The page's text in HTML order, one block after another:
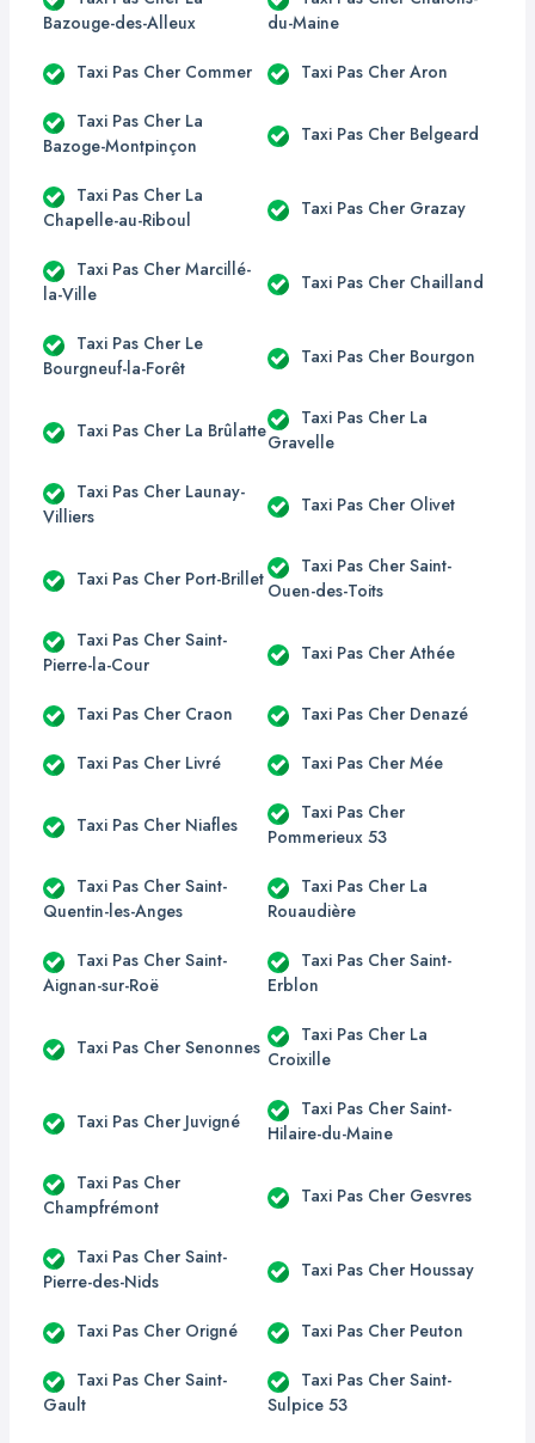
Bazouge-des-Alleux
du-Maine
Taxi Pas Cher Commer Taxi Pas Cher Aron
Taxi Pas Cher La
Bazoge-Montpinçon
Taxi Pas Cher Belgeard
Taxi Pas Cher La
Chapelle-au-Riboul
Taxi Pas Cher Grazay
Taxi Pas Cher Marcillé-
la-Ville
Taxi Pas Cher Chailland
Taxi Pas Cher Le
Bourgneuf-la-Forêt
Taxi Pas Cher Bourgon
Taxi Pas Cher La Brûlatte
Taxi Pas Cher La
Gravelle
Taxi Pas Cher Launay-
Villiers
Taxi Pas Cher Olivet
Taxi Pas Cher Port-Brillet
Taxi Pas Cher Saint-
Ouen-des-Toits
Taxi Pas Cher Saint-
Pierre-la-Cour
Taxi Pas Cher Athée
Taxi Pas Cher Craon Taxi Pas Cher Denazé
Taxi Pas Cher Livré Taxi Pas Cher Mée
Taxi Pas Cher Niafles
Taxi Pas Cher
Pommerieux 53
Taxi Pas Cher Saint-
Quentin-les-Anges
Taxi Pas Cher La
Rouaudière
Taxi Pas Cher Saint-
Aignan-sur-Roë
Taxi Pas Cher Saint-
Erblon
Taxi Pas Cher Senonnes
Taxi Pas Cher La
Croixille
Taxi Pas Cher Juvigné
Taxi Pas Cher Saint-
Hilaire-du-Maine
Taxi Pas Cher
Champfrémont
Taxi Pas Cher Gesvres
Taxi Pas Cher Saint-
Pierre-des-Nids
Taxi Pas Cher Houssay
Taxi Pas Cher Origné Taxi Pas Cher Peuton
Taxi Pas Cher Saint-
Gault
Taxi Pas Cher Saint-
Sulpice 53